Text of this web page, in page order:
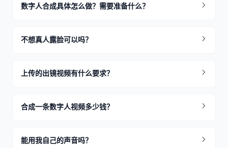
数字人合成具体怎么做？需要准备什么？
不想真人露脸可以吗？
上传的出镜视频有什么要求？
合成一条数字人视频多少钱？
能用我自己的声音吗？